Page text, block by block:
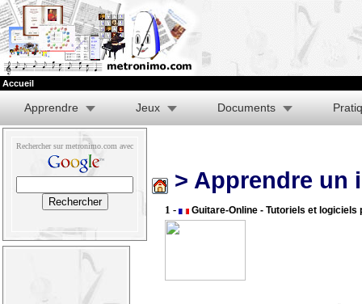
Accueil
Apprendre Jeux Documents
Rechercher sur metronimo.com avec
> Apprendre un
1 - Guitare-Online - Tutoriels et logiciels